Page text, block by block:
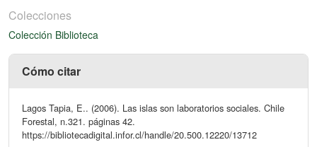
Colecciones
Colección Biblioteca
Cómo citar
Lagos Tapia, E.. (2006). Las islas son laboratorios sociales. Chile
Forestal, n.321. páginas 42.
https://bibliotecadigital.infor.cl/handle/20.500.12220/13712